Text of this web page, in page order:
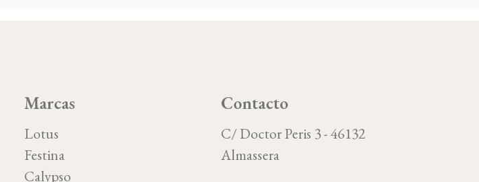
Marcas
Lotus
Festina
Calypso
Contacto
C/ Doctor Peris 3 - 46132
Almassera